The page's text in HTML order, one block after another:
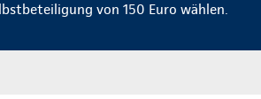
von 150 Euro wählen.